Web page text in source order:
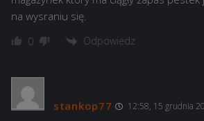
na wysraniu się.
0 Odpowiedz
stankop77 12:58, 15 grudnia